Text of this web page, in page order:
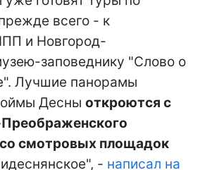
всего - к
и Новгород-
заповеднику "Слово о
Лучшие панорамы
Десны откроются с
со смотровых площадок
- написал на